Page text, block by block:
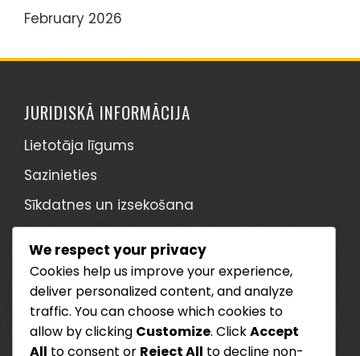
February 2026
JURIDISKĀ INFORMĀCIJA
Lietotāja līgums
Sazinieties
Sīkdatnes un izsekošana
Par
KATEGORIJAS
Sims Mobile Bezmaksas Ikdienas Prēmiju
We respect your privacy
Cookies help us improve your experience,
deliver personalized content, and analyze
traffic. You can choose which cookies to
allow by clicking Customize. ClickAccept
All to consent or Reject All to decline non-